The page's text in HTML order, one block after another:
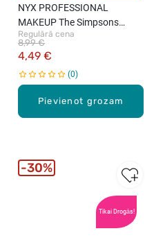
Pievienot grozam
NYX PROFESSIONAL
MAKEUP The Simpsons
grima sūklis, 1gab.
Regulārā cena
4,49 €
8,99 €
0
Tikai Drogās!
30%